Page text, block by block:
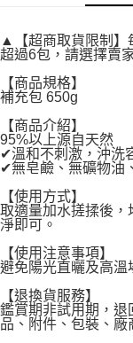
每筆NT$60，滿
宅配
每筆NT$120，滿
▲【超商取貨限制】
超過6包，請選擇賣
【商品規格】
補充包 650g
【商品介紹】
95%以上源自天然
✔溫和不刺激，沖洗
✔無皂鹼、無礦物油
【使用方式】
取適量加水搓揉後，
淨即可。
【使用注意事項】
避免陽光直曬及高溫
【退換貨服務】
鑑賞期非試用期，退
品、附件、包裝、廠